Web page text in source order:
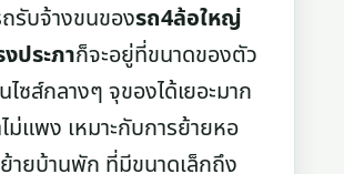
รับจ้างขนของรถ4ล้อใหญ่
ประภาก็จะอยู่ที่ขนาดของตัว
ไซส์กลางๆ จุของได้เยอะมาก
ม่แพง เหมาะกับการย้ายหอ
ายบ้านพัก ที่มีขนาดเล็กถึง